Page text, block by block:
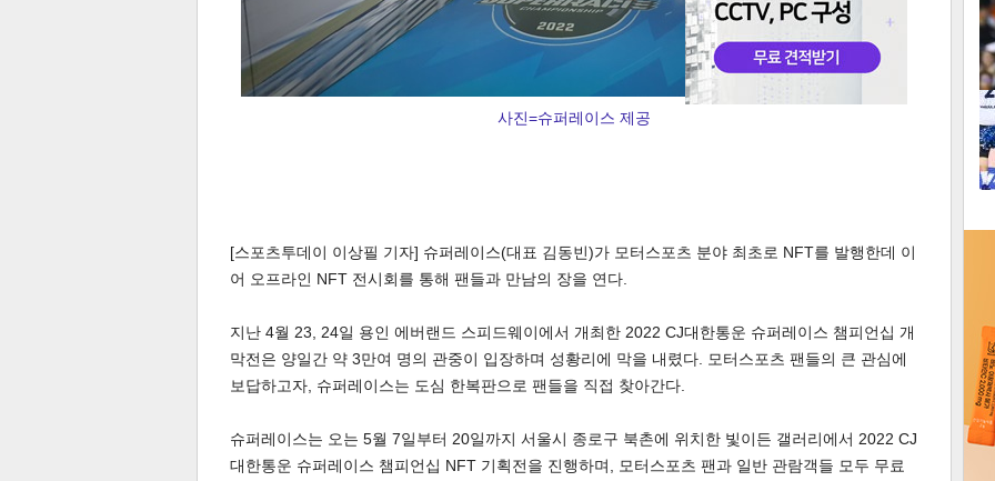
사진=슈퍼레이스 제공
[스포츠투데이 이상필 기자] 슈퍼레이스(대표 김동빈)가 모터스포츠 분야 최초로 NFT를 발행한데 이
어 오프라인 NFT 전시회를 통해 팬들과 만남의 장을 연다.
지난 4월 23, 24일 용인 에버랜드 스피드웨이에서 개최한 2022 CJ대한통운 슈퍼레이스 챔피언십 개
막전은 양일간 약 3만여 명의 관중이 입장하며 성황리에 막을 내렸다. 모터스포츠 팬들의 큰 관심에
보답하고자, 슈퍼레이스는 도심 한복판으로 팬들을 직접 찾아간다.
슈퍼레이스는 오는 5월 7일부터 20일까지 서울시 종로구 북촌에 위치한 빛이든 갤러리에서 2022 CJ
대한통운 슈퍼레이스 챔피언십 NFT 기획전을 진행하며, 모터스포츠 팬과 일반 관람객들 모두 무료
연예
2